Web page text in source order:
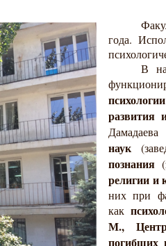
года.
В
психологии
развития
наук
познания
религии и
них при
как
М.,